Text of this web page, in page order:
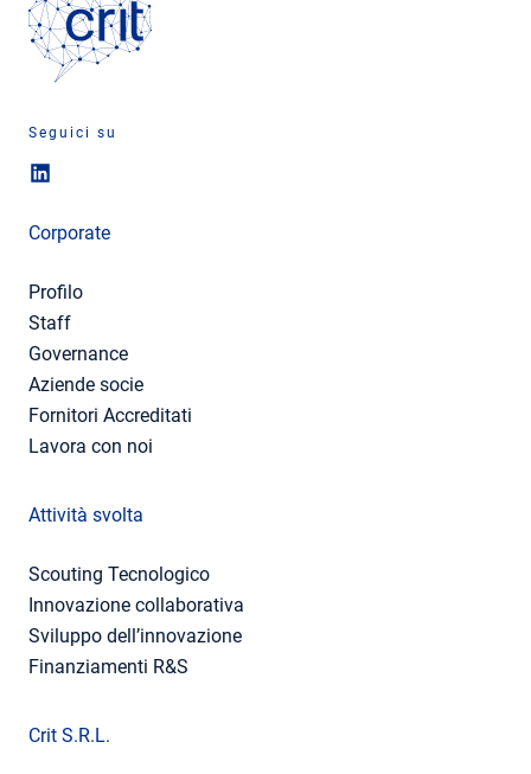
Seguici su
Corporate
Profilo
Staff
Governance
Aziende socie
Fornitori Accreditati
Lavora con noi
Attività svolta
Scouting Tecnologico
Innovazione collaborativa
Sviluppo dell’innovazione
Finanziamenti R&S
Crit S.R.L.